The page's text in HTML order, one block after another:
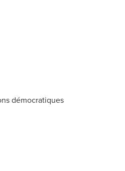
démocratiques